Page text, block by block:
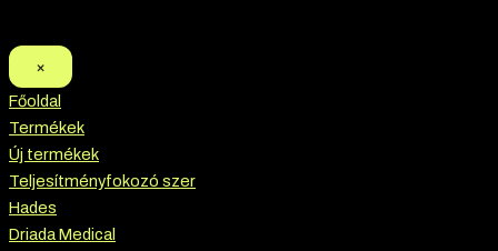
×
Főoldal
Termékek
Új termékek
Teljesítményfokozó szer
Hades
Driada Medical